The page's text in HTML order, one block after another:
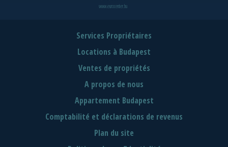
www.eurocenter.hu
Services Propriétaires
Locations à Budapest
Ventes de propriétés
A propos de nous
Appartement Budapest
Comptabilité et déclarations de revenus
Plan du site